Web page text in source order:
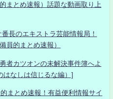
まとめ速報）話題な動画取り上
長のエキストラ芸能情報局！
員的まとめ速報）
者カツオンの未解決事件簿へよ
はなしは信じるな編）]
とめ速報！有益便利情報サイ